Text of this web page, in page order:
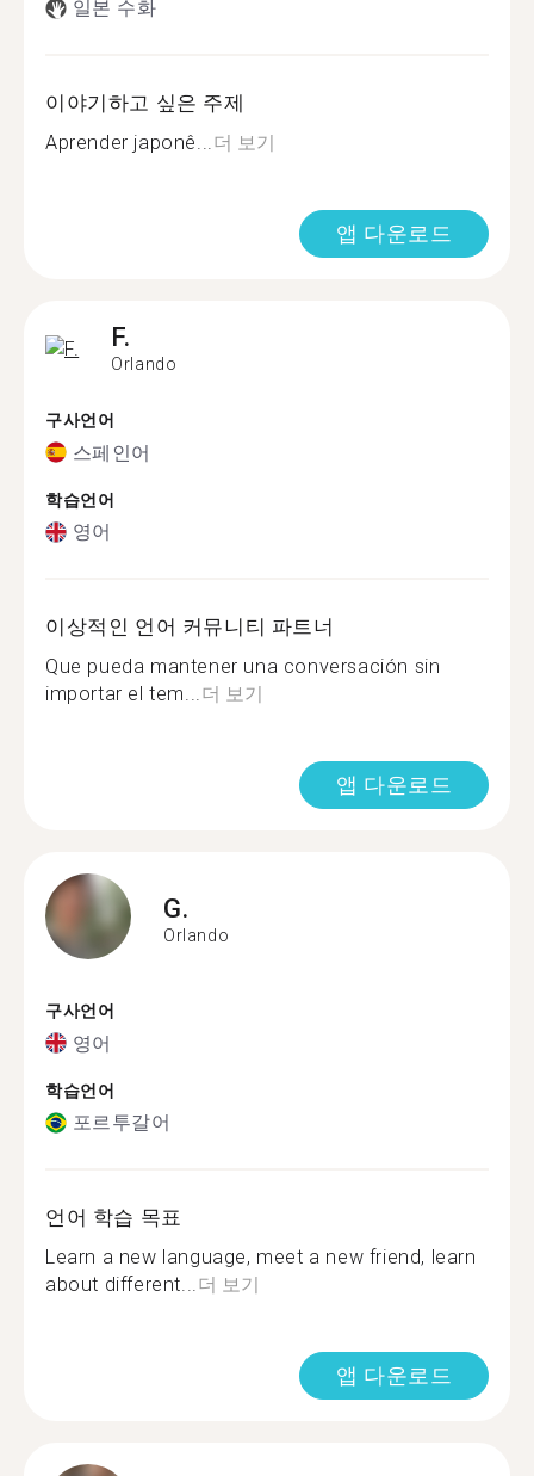
일본 수화
이야기하고 싶은 주제
Aprender japonê...더 보기
앱 다운로드
F.
Orlando
구사언어
스페인어
학습언어
영어
이상적인 언어 커뮤니티 파트너
Que pueda mantener una conversación sin
importar el tem...더 보기
앱 다운로드
G.
Orlando
구사언어
영어
학습언어
포르투갈어
언어 학습 목표
Learn a new language, meet a new friend, learn
about different...더 보기
앱 다운로드